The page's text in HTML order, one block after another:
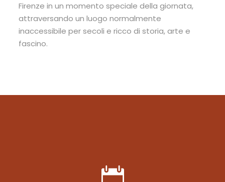
Firenze in un momento speciale della giornata,
attraversando un luogo normalmente
inaccessibile per secoli e ricco di storia, arte e
fascino.